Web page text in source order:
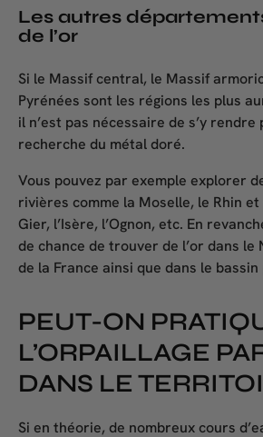
Les autres
de l’or
Si le Massif central, le Massif
Pyrénées sont les régions les plus
il n’est pas nécessaire de s’y
recherche du métal doré.
Vous pouvez par exemple explorer
rivières comme la Moselle, le Rhin
Gier, l’Isère, l’Ognon, etc. En
de chance de trouver de l’or dans le
de la France ainsi que dans le
PEUT-ON
L’ORPAILLAGE
DANS LE
Si en théorie, de nombreux cours